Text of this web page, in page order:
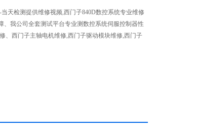
天检测提供维修视频,西门子840D数控系统专业维修
、我公司全套测试平台专业测数控系统伺服控制器性
、西门子主轴电机维修,西门子驱动模块维修,西门子